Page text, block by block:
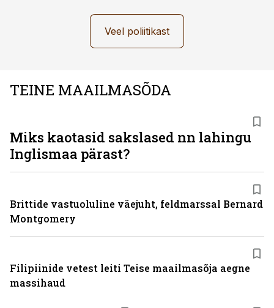
Veel poliitikast
TEINE MAAILMASÕDA
Miks kaotasid sakslased nn lahingu
Inglismaa pärast?
Brittide vastuoluline väejuht, feldmarssal Bernard
Montgomery
Filipiinide vetest leiti Teise maailmasõja aegne
massihaud